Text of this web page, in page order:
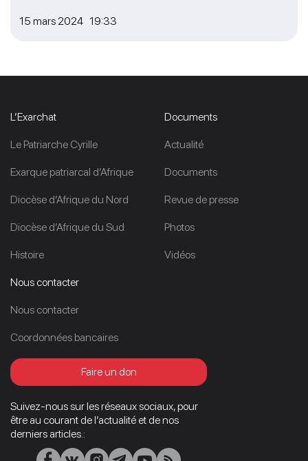
15 mars 2024 19:33
L’Exarchat
Le Patriarche Cyrille
Exarque patriarcal d’Afrique
Diocèse d’Afrique du Nord
Diocèse d’Afrique du Sud
Histoire
Documents
Actualité
Documents
Revue de presse
Photos
Vidéos
Nous contacter
Nous contacter
Coordonnées bancaires
Faire un don
Suivez-nous sur les réseaux sociaux, pour
être au courant de l’actualité et de nos
derniers articles.: